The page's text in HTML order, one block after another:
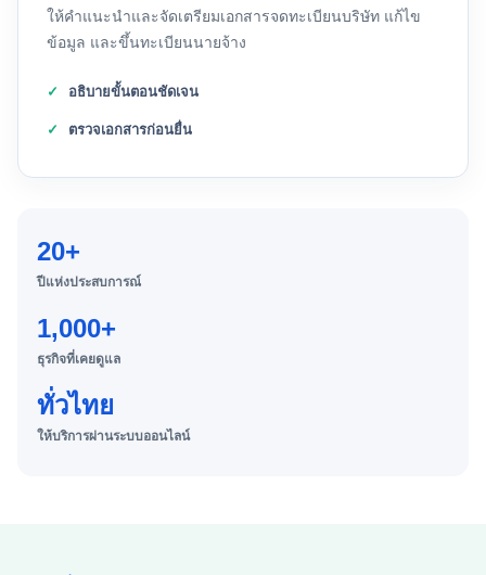
ให้คำแนะนำและจัดเตรียมเอกสารจดทะเบียนบริษัท แก้ไข
ข้อมูล และขึ้นทะเบียนนายจ้าง
อธิบายขั้นตอนชัดเจน
ตรวจเอกสารก่อนยื่น
20+
ปีแห่งประสบการณ์
1,000+
ธุรกิจที่เคยดูแล
ทั่วไทย
ให้บริการผ่านระบบออนไลน์